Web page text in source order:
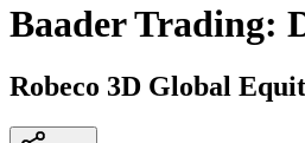
Baader Trading:
Robeco 3D Global